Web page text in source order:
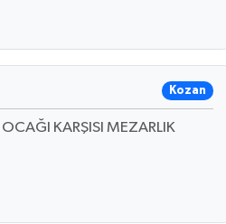
Kozan
KARŞISI MEZARLIK